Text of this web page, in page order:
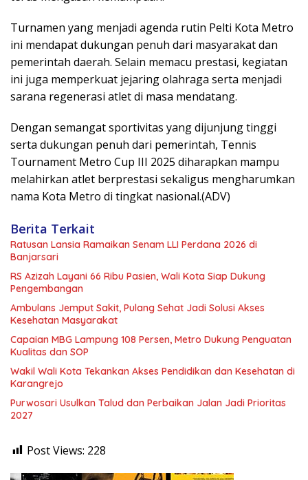
Turnamen yang menjadi agenda rutin Pelti Kota Metro
ini mendapat dukungan penuh dari masyarakat dan
pemerintah daerah. Selain memacu prestasi, kegiatan
ini juga memperkuat jejaring olahraga serta menjadi
sarana regenerasi atlet di masa mendatang.
Dengan semangat sportivitas yang dijunjung tinggi
serta dukungan penuh dari pemerintah, Tennis
Tournament Metro Cup III 2025 diharapkan mampu
melahirkan atlet berprestasi sekaligus mengharumkan
nama Kota Metro di tingkat nasional.(ADV)
Berita Terkait
Ratusan Lansia Ramaikan Senam LLI Perdana 2026 di
Banjarsari
RS Azizah Layani 66 Ribu Pasien, Wali Kota Siap Dukung
Pengembangan
Ambulans Jemput Sakit, Pulang Sehat Jadi Solusi Akses
Kesehatan Masyarakat
Capaian MBG Lampung 108 Persen, Metro Dukung Penguatan
Kualitas dan SOP
Wakil Wali Kota Tekankan Akses Pendidikan dan Kesehatan di
Karangrejo
Purwosari Usulkan Talud dan Perbaikan Jalan Jadi Prioritas
2027
Post Views: 228